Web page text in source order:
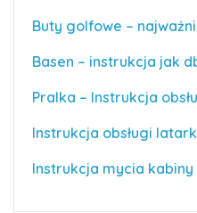
Buty golfowe –
Basen – instrukcja jak
Pralka – Instrukcja
Instrukcja obsługi
Instrukcja mycia